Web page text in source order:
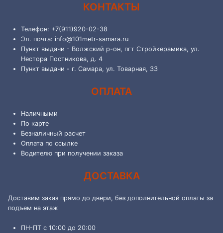
КОНТАКТЫ
Телефон: +7(911)920-02-38
Эл. почта: info@101metr-samara.ru
Пункт выдачи - Волжский р-он, пгт Стройкерамика, ул.
Нестора Постникова, д. 4
Пункт выдачи - г. Самара, ул. Товарная, 33
ОПЛАТА
Наличными
По карте
Безналичный расчет
Оплата по ссылке
Водителю при получении заказа
ДОСТАВКА
Доставим заказ прямо до двери, без дополнительной оплаты за
подъем на этаж
ПН-ПТ с 10:00 до 20:00